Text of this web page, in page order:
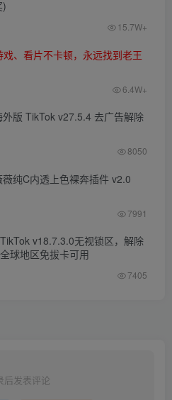
)
15.7W+
戏、看片不卡顿，永远找到老王
6.4W+
外版 TikTok v27.5.4 去广告解除
8050
薇纯C内透上色裸奔插件 v2.0
7991
v18.7.3.0无视锁区，解除
球地区免拔卡可用
7405
后发表评论